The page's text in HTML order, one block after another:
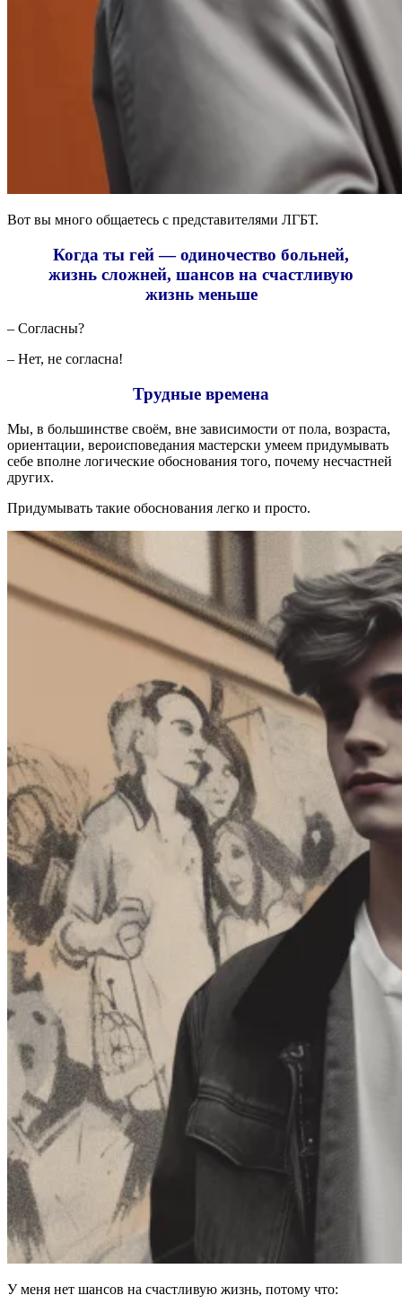
Вот вы много общаетесь с представителями ЛГБТ.
Когда ты гей — одиночество больней,
жизнь сложней, шансов на счастливую
жизнь меньше
– Согласны?
– Нет, не согласна!
Трудные времена
Мы, в большинстве своём, вне зависимости от пола, возраста,
ориентации, вероисповедания мастерски умеем придумывать
себе вполне логические обоснования того, почему несчастней
других.
Придумывать такие обоснования легко и просто.
У меня нет шансов на счастливую жизнь, потому что: